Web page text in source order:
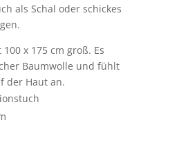
als Schal oder schickes
x 175 cm groß. Es
Baumwolle und fühlt
der Haut an.